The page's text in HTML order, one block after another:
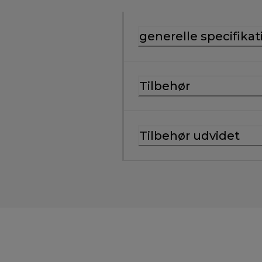
generelle
Tilbehør
Tilbehør udvidet